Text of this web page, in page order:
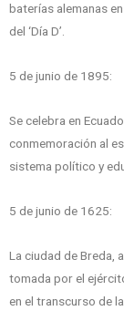
baterías alemanas
del ‘Día D’.
5 de junio de 1895:
Se celebra en
conmemoración al
sistema político y
5 de junio de 1625:
La ciudad de Breda,
tomada por el
en el transcurso de